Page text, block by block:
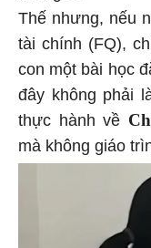
Thế nhưng, nếu
tài chính (FQ),
con một bài học
đây không phải
thực hành về
mà không giáo